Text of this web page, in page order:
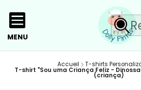
MENU
Accueil T-shirts
T-shirt "Sou uma Criança Feliz -
(criança)